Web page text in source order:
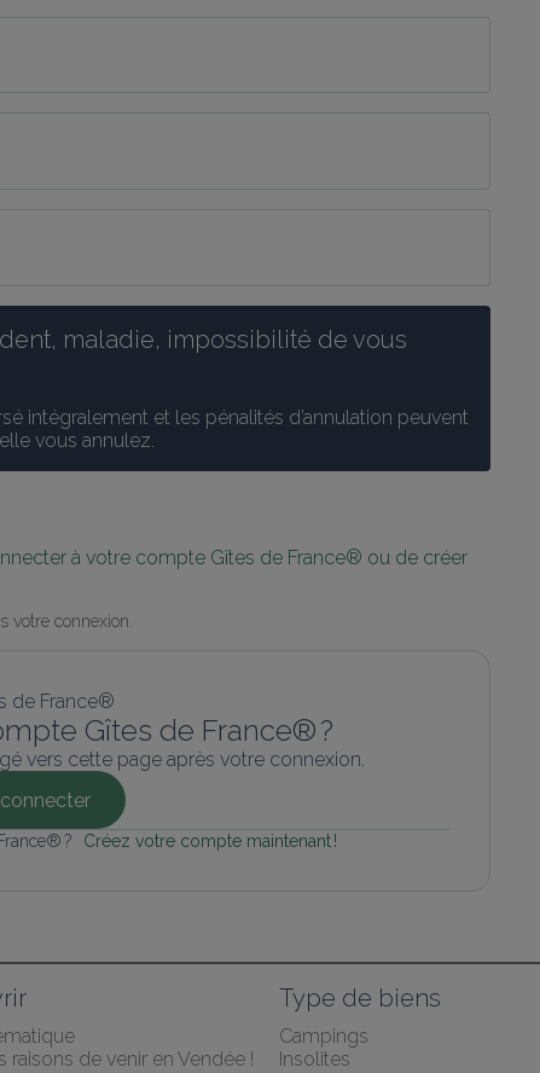
maladie, impossibilité de vous
intégralement et les pénalités d’annulation peuvent
vous annulez.
à votre compte Gîtes de France® ou de créer
votre connexion.
Gîtes de France® ?
vers cette page après votre connexion.
? Créez votre compte maintenant !
raisons de venir en Vendée !
Type de biens
Campings
Insolites